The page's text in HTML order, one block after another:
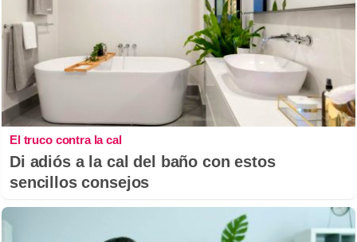
El truco contra la cal
Di adiós a la cal del baño con estos
sencillos consejos